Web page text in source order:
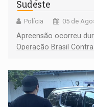
Sudeste
Polícia 05 de
Apreensão ocorreu
Operação Brasil